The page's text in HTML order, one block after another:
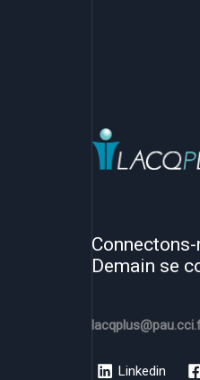
Demain se
Linkedin